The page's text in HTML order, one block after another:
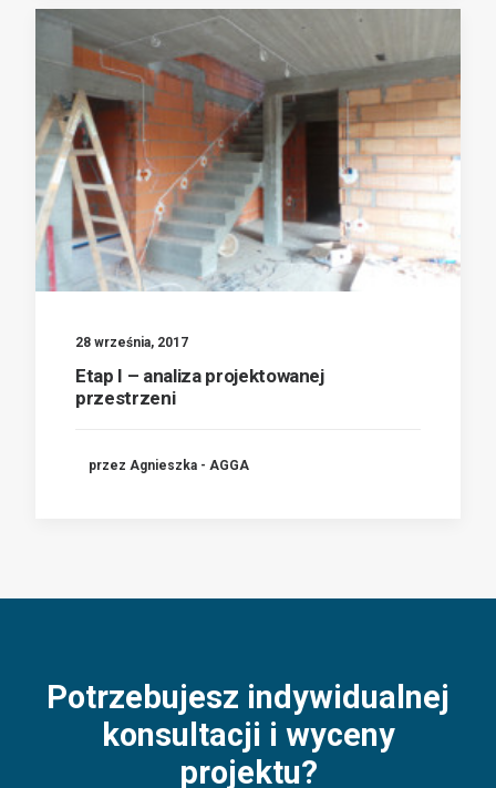
28 września, 2017
Etap I – analiza projektowanej
przestrzeni
przez Agnieszka - AGGA
Potrzebujesz indywidualnej
konsultacji i wyceny
projektu?